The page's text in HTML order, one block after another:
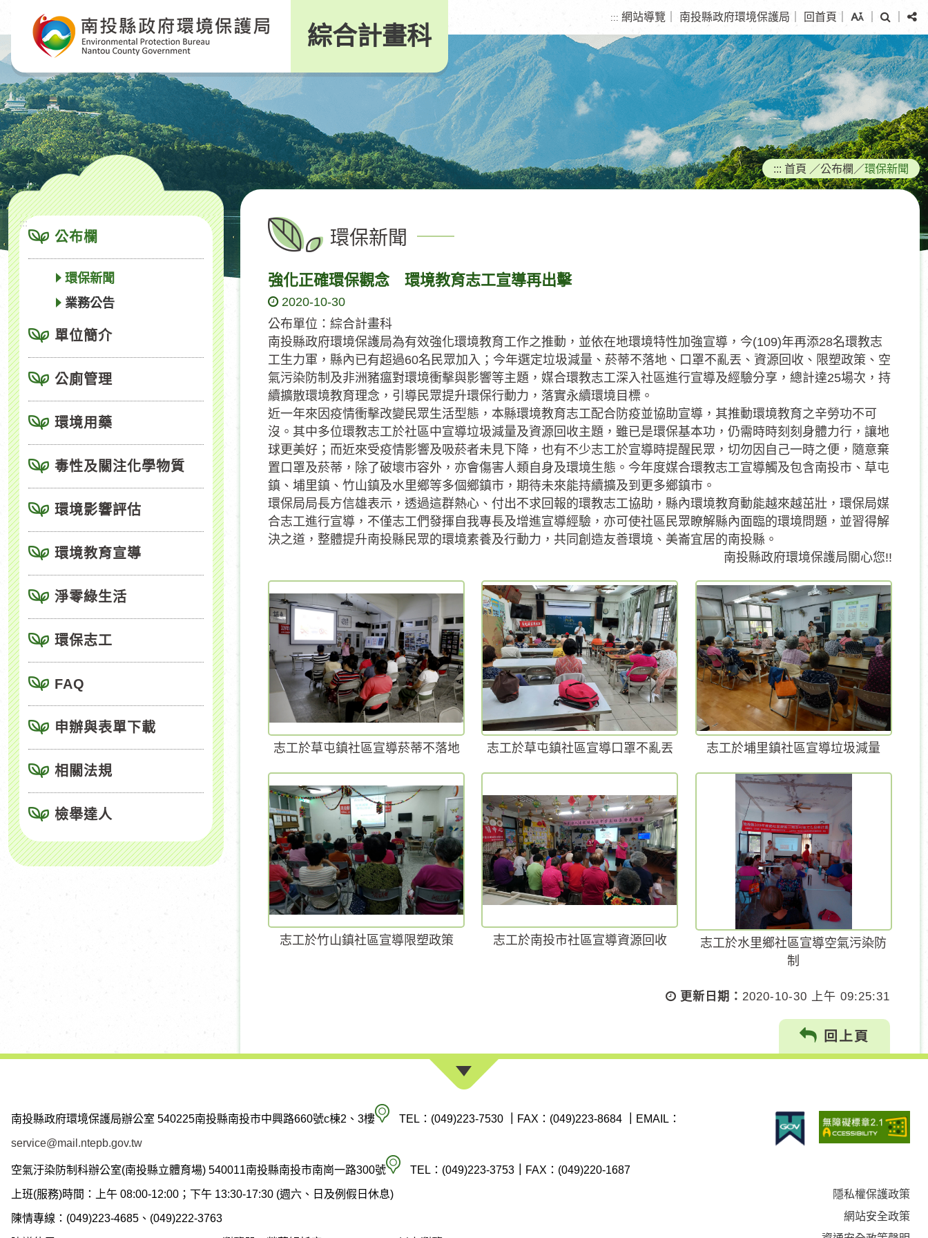
要
內
容
區
塊
綜合計畫科
::: 網站導覽 南投縣政府環境保護局 回首頁
尋
分
享
:::
公布欄
環保新聞
業務公告
單位簡介
公廁管理
環境用藥
毒性及關注化學物質
環境影響評估
環境教育宣導
淨零綠生活
環保志工
FAQ
申辦與表單下載
相關法規
檢舉達人
::: 首頁 ／公布欄 ／環保新聞
環保新聞
強化正確環保觀念 環境教育志工宣導再出擊
2020-10-30
公布單位：綜合計畫科
南投縣政府環境保護局為有效強化環境教育工作之推動，並依在地環境特性加強宣導，今(109)年再添28名環教志
工生力軍，縣內已有超過60名民眾加入；今年選定垃圾減量、菸蒂不落地、口罩不亂丟、資源回收、限塑政策、空
氣污染防制及非洲豬瘟對環境衝擊與影響等主題，媒合環教志工深入社區進行宣導及經驗分享，總計達25場次，持
續擴散環境教育理念，引導民眾提升環保行動力，落實永續環境目標。
近一年來因疫情衝擊改變民眾生活型態，本縣環境教育志工配合防疫並協助宣導，其推動環境教育之辛勞功不可
沒。其中多位環教志工於社區中宣導垃圾減量及資源回收主題，雖已是環保基本功，仍需時時刻刻身體力行，讓地
球更美好；而近來受疫情影響及吸菸者未見下降，也有不少志工於宣導時提醒民眾，切勿因自己一時之便，隨意棄
置口罩及菸蒂，除了破壞市容外，亦會傷害人類自身及環境生態。今年度媒合環教志工宣導觸及包含南投市、草屯
鎮、埔里鎮、竹山鎮及水里鄉等多個鄉鎮市，期待未來能持續擴及到更多鄉鎮市。
環保局局長方信雄表示，透過這群熱心、付出不求回報的環教志工協助，縣內環境教育動能越來越茁壯，環保局媒
合志工進行宣導，不僅志工們發揮自我專長及增進宣導經驗，亦可使社區民眾瞭解縣內面臨的環境問題，並習得解
決之道，整體提升南投縣民眾的環境素養及行動力，共同創造友善環境、美崙宜居的南投縣。
南投縣政府環境保護局關心您!!
志工於草屯鎮社區宣導菸蒂不落地 志工於草屯鎮社區宣導口罩不亂丟 志工於埔里鎮社區宣導垃圾減量
志工於竹山鎮社區宣導限塑政策 志工於南投市社區宣導資源回收
志工於水里鄉社區宣導空氣污染防
制
更新日期： 2020-10-30 上午 09:25:31
回上頁
南投縣政府環境保護局辦公室 540225南投縣南投市中興路660號c棟2、3樓南
縣
政
TEL：(049)223-7530 FAX：(049)223-8684 EMAIL：
service@mail.ntepb.gov.tw
空氣汙染防制科辦公室(南投縣立體育場) 540011南投縣南投市南崗一路300號空
氣
TEL：(049)223-3753 FAX：(049)220-1687
上班(服務)時間：上午 08:00-12:00；下午 13:30-17:30 (週六、日及例假日休息)
陳情專線：(049)223-4685、(049)222-3763
隱私權保護政策
網站安全政策